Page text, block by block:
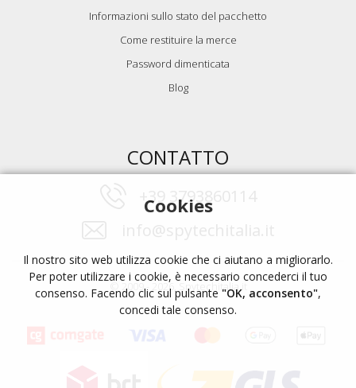
Informazioni sullo stato del pacchetto
Come restituire la merce
Password dimenticata
Blog
CONTATTO
+39 3793860114
© 2009 - 2026, Spytechitalia.it
Cookies
Il nostro sito web utilizza cookie che ci aiutano a migliorarlo.
Per poter utilizzare i cookie, è necessario concederci il tuo
consenso. Facendo clic sul pulsante "OK, acconsento",
concedi tale consenso.